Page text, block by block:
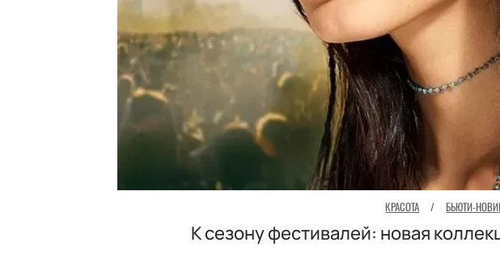
КРАСОТА / БЬЮТИ-
К сезону фестивалей: новая